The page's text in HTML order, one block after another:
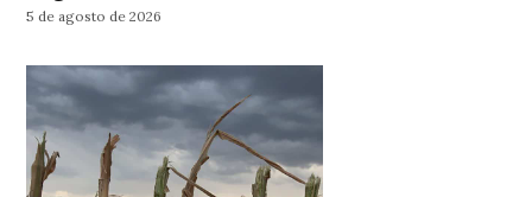
5 de agosto de 2026